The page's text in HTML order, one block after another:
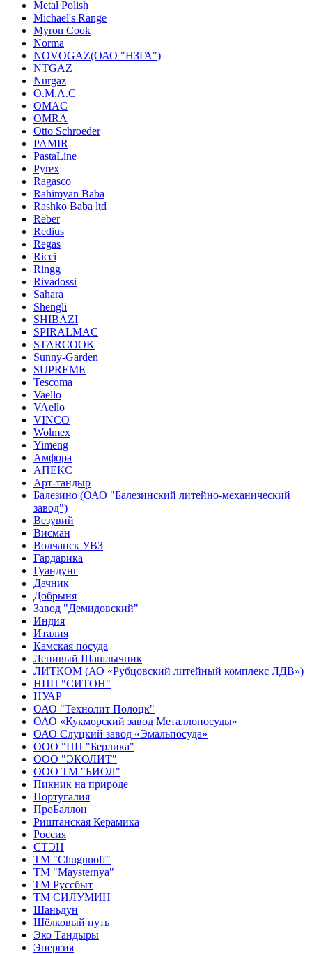
Metal Polish
Michael's Range
Myron Cook
Norma
NOVOGAZ(ОАО "НЗГА")
NTGAZ
Nurgaz
O.M.A.C
OMAC
OMRA
Otto Schroeder
PAMIR
PastaLine
Pyrex
Ragasco
Rahimyan Baba
Rashko Baba ltd
Reber
Redius
Regas
Ricci
Ringg
Rivadossi
Sahara
Shengli
SHIBAZI
SPIRALMAC
STARCOOK
Sunny-Garden
SUPREME
Tescoma
Vaello
VAello
VINCO
Wolmex
Yimeng
Амфора
АПЕКС
Арт-тандыр
Балезино (ОАО "Балезинский литейно-механический
завод")
Везувий
Висман
Волчанск УВЗ
Гардарика
Гуандунг
Дачник
Добрыня
Завод "Демидовский"
Индия
Италия
Камская посуда
Ленивый Шашлычник
ЛИТКОМ (АО «Рубцовский литейный комплекс ЛДВ»)
НПП "СИТОН"
НУАР
ОАО "Технолит Полоцк"
ОАО «Кукморский завод Металлопосуды»
ОАО Слуцкий завод «Эмальпосуда»
ООО "ПП "Берлика"
ООО "ЭКОЛИТ"
ООО ТМ "БИОЛ"
Пикник на природе
Португалия
ПроБаллон
Риштанская Керамика
Россия
СТЭН
ТМ "Chugunoff"
ТМ "Maysternya"
ТМ Руссбыт
ТМ СИЛУМИН
Шаньдун
Шёлковый путь
Эко Тандыры
Энергия